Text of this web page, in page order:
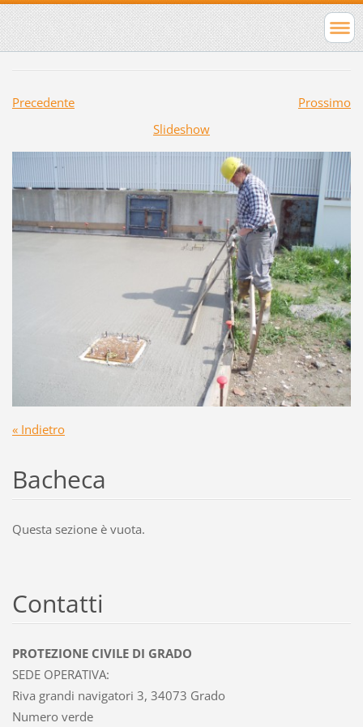
Precedente
Prossimo
Slideshow
« Indietro
Bacheca
Questa sezione è vuota.
Contatti
PROTEZIONE CIVILE DI GRADO
SEDE OPERATIVA:
Riva grandi navigatori 3, 34073 Grado
Numero verde